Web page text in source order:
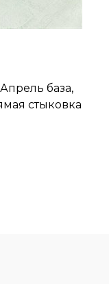
база,
стыковка